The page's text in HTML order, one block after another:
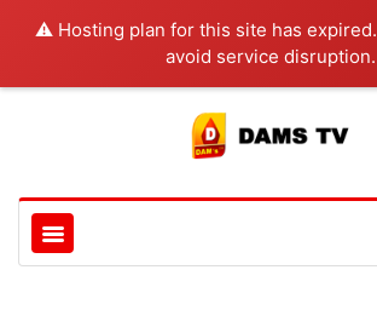
⚠️ Hosting plan for this site has expired.
avoid service disruption.